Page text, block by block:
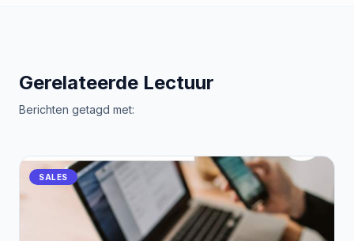
Gerelateerde Lectuur
Berichten getagd met:
SALES